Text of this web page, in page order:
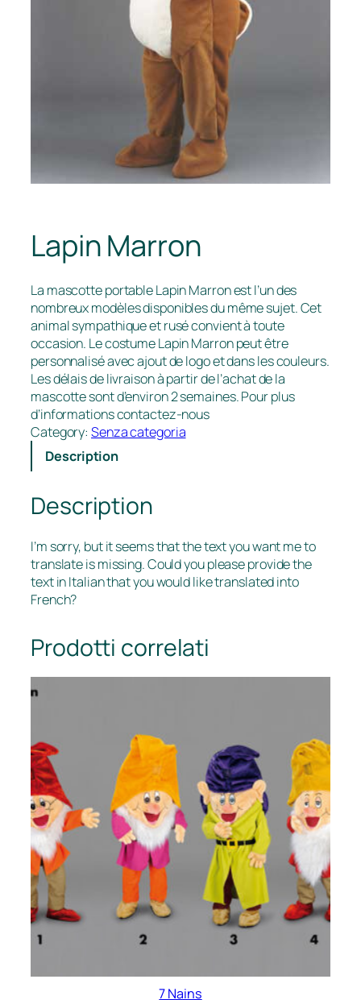
Lapin Marron
La mascotte portable Lapin Marron est l’un des
nombreux modèles disponibles du même sujet. Cet
animal sympathique et rusé convient à toute
occasion. Le costume Lapin Marron peut être
personnalisé avec ajout de logo et dans les couleurs.
Les délais de livraison à partir de l’achat de la
mascotte sont d’environ 2 semaines. Pour plus
d’informations contactez-nous
Category:Senza categoria
Description
Description
I’m sorry, but it seems that the text you want me to
translate is missing. Could you please provide the
text in Italian that you would like translated into
French?
Prodotti correlati
7 Nains